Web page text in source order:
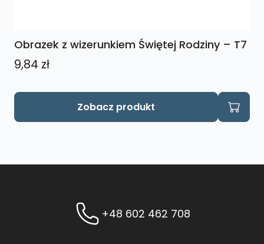
Obrazek z wizerunkiem Świętej Rodziny – T7
9,84 zł
Zobacz produkt
+48 602 462 708